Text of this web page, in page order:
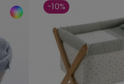
-10%